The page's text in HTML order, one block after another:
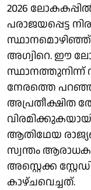
2026
പരാജയപ്പെട്ട
അഗ്വിറെ. ഈ
സ്ഥാനത്തുനിന്ന്
നേരത്തെ
അപ്രതീക്ഷിത
ആതിഥേയ
സ്വന്തം
അസ്റ്റെക്ക
കാഴ്ചവെച്ചത്.